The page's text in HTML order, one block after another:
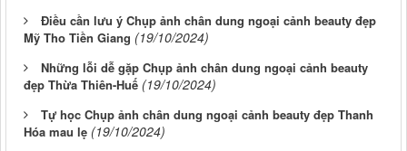
Điều cần lưu ý Chụp ảnh chân dung ngoại cảnh beauty đẹp
Mỹ Tho Tiền Giang (19/10/2024)
Những lỗi dễ gặp Chụp ảnh chân dung ngoại cảnh beauty
đẹp Thừa Thiên-Huế (19/10/2024)
Tự học Chụp ảnh chân dung ngoại cảnh beauty đẹp Thanh
Hóa mau lẹ (19/10/2024)